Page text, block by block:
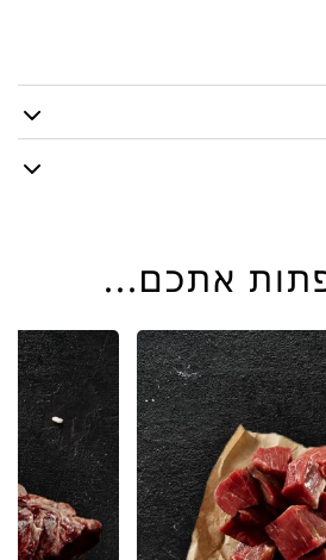
אתכם...